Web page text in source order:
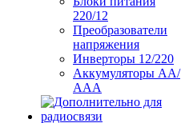
220/12
Преобразователи
напряжения
Инверторы 12/220
Аккумуляторы АА/
ААА